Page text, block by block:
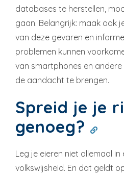
databases te herstellen,
gaan. Belangrijk: maak ook
van deze gevaren en
problemen kunnen
van smartphones en
de aandacht te brengen.
Spreid je je
genoeg?
Leg je eieren niet allemaal
volkswijsheid. En dat geldt